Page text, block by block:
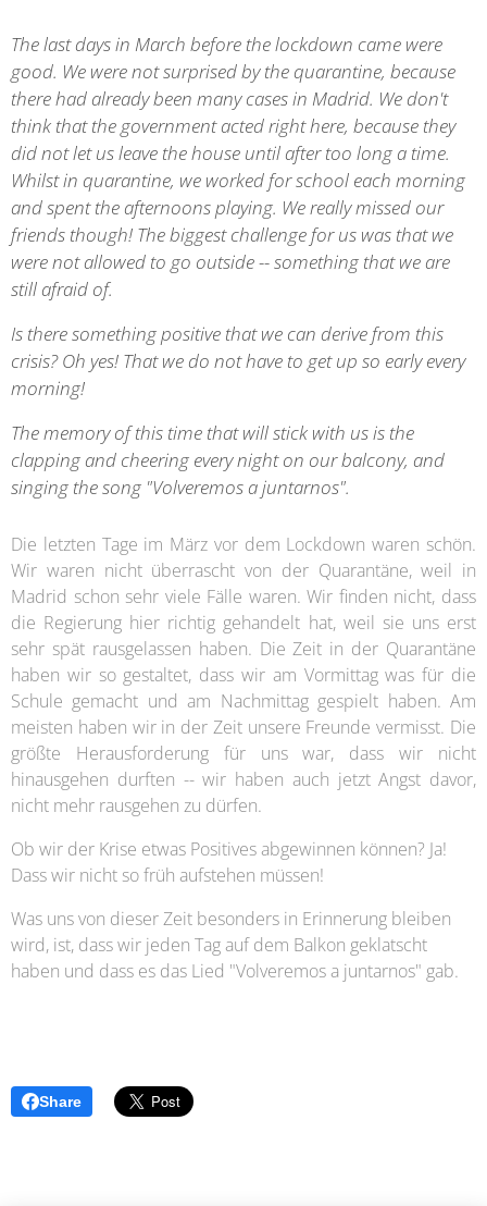
The last days in March before the lockdown came were
good. We were not surprised by the quarantine, because
there had already been many cases in Madrid. We don't
think that the government acted right here, because they
did not let us leave the house until after too long a time.
Whilst in quarantine, we worked for school each morning
and spent the afternoons playing. We really missed our
friends though! The biggest challenge for us was that we
were not allowed to go outside -- something that we are
still afraid of.
Is there something positive that we can derive from this
crisis? Oh yes! That we do not have to get up so early every
morning!
The memory of this time that will stick with us is the
clapping and cheering every night on our balcony, and
singing the song "Volveremos a juntarnos".
Die letzten Tage im März vor dem Lockdown waren schön.
Wir waren nicht überrascht von der Quarantäne, weil in
Madrid schon sehr viele Fälle waren. Wir finden nicht, dass
die Regierung hier richtig gehandelt hat, weil sie uns erst
sehr spät rausgelassen haben. Die Zeit in der Quarantäne
haben wir so gestaltet, dass wir am Vormittag was für die
Schule gemacht und am Nachmittag gespielt haben. Am
meisten haben wir in der Zeit unsere Freunde vermisst. Die
größte Herausforderung für uns war, dass wir nicht
hinausgehen durften -- wir haben auch jetzt Angst davor,
nicht mehr rausgehen zu dürfen.
Ob wir der Krise etwas Positives abgewinnen können? Ja!
Dass wir nicht so früh aufstehen müssen!
Was uns von dieser Zeit besonders in Erinnerung bleiben
wird, ist, dass wir jeden Tag auf dem Balkon geklatscht
haben und dass es das Lied "Volveremos a juntarnos" gab.
Share